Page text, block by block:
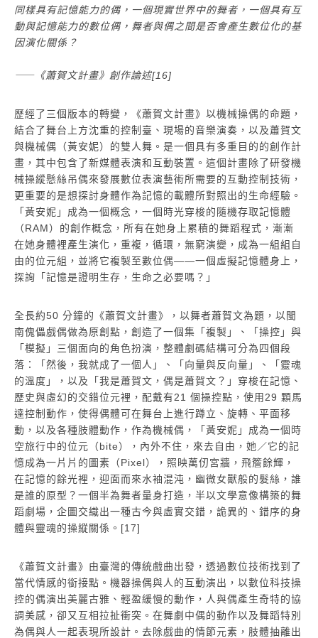
同樣具有記憶能力的偶，一個現實世界中的舞者，一個具有互
動與記憶能力的數位偶，舞者與偶之間是否會產生數位化的基
因演化關係？
⸺《蕭賀文計畫》創作論述[16]
歷經了三個版本的轉變，《蕭賀文計畫》以機械操偶的命題，
結合了舞台上方沈重的控制臺、現場的音樂演奏，以及蕭賀文
與機械偶（黃安妮）的雙人舞。是一個具有多重目的的創作計
畫，其中包含了新媒體表演和互動裝置。這個計畫除了研發機
械操縱懸絲吊偶來發展數位表演藝術所需要的互動控制技術，
更重要的是想探討身體作為記憶的載體所對照出的生命經驗。
「黃安妮」成為一個概念，一個時光穿梭的隨機存取記憶體
（RAM）的創作概念，所有在她身上累積的舞蹈程式，漸漸
在她身體裡產生演化，重複，循環，無窮演變，成為一組組自
由的位元組，並將它複製至數位偶——一個虛擬記憶體身上，
探詢「記憶是證明生存，生命之必要嗎？」
全長約50 分鐘的《蕭賀文計畫》，以舞者蕭賀文為題，以閩
南傀儡戲偶做為原創點，創造了一個集「複製」、「操控」與
「模擬」三個面向的角色扮演，整體劇碼結構可分為四個段
落：「然後，我就成了一個人」、「向量與反向量」、「靈魂
的溫度」，以及「我是蕭賀文，偶是蕭賀文？」穿梭在記憶、
歷史與虛幻的交錯位元裡，配戴有21 個操控點，使用29 顆馬
達控制動作，使得偶體可在舞台上進行蹲立、旋轉、平面移
動，以及各種肢體動作，作為機械偶，「黃安妮」成為一個時
空旅行中的位元（bite），內外不住，來去自由，她／它的記
憶成為一片片的圖素（Pixel），照映萬仞宮牆，飛簷餘輝，
在記憶的餘光裡，迎面而來水袖混沌，幽微女獸般的髮絲，誰
是誰的原型？一個半為舞者量身打造，半以文學意像構築的舞
蹈劇場，企圖交織出一種古今與虛實交錯，詭異的、錯序的身
體與靈魂的操縱關係。[17]
《蕭賀文計畫》由臺灣的傳統戲曲出發，透過數位技術找到了
當代情感的銜接點。機器操偶與人的互動演出，以數位科技操
控的偶演出美麗古雅、輕盈緩慢的動作，人與偶產生奇特的協
調美感，卻又互相拉扯衝突。在舞劇中偶的動作以及舞蹈特別
為偶與人一起表現所設計。去除戲曲的情節元素，肢體抽離出